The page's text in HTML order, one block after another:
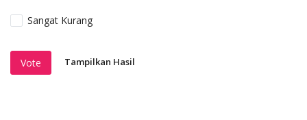
Sangat Kurang
Vote Tampilkan Hasil